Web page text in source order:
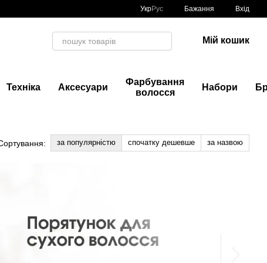
УкрРус Бажання Вхід
Мій кошик
Техніка Аксесуари
Фарбування
волосся
Набори
за популярністю спочатку дешевше за назвою